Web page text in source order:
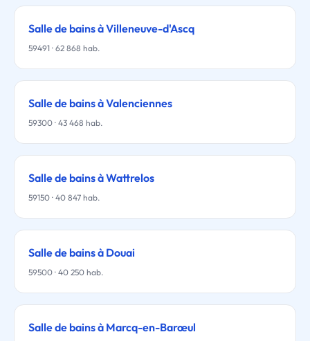
Salle de bains à Villeneuve-d'Ascq
59491 · 62 868 hab.
Salle de bains à Valenciennes
59300 · 43 468 hab.
Salle de bains à Wattrelos
59150 · 40 847 hab.
Salle de bains à Douai
59500 · 40 250 hab.
Salle de bains à Marcq-en-Barœul